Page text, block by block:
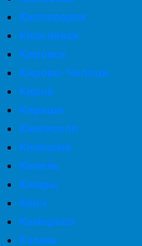
Кисловодск
Киселевск
Кировск
Кирово-Чепецк
Киров
Кириши
Кингисепп
Кинешма
Кинель
Кимры
Керч
Кемерово
Казань